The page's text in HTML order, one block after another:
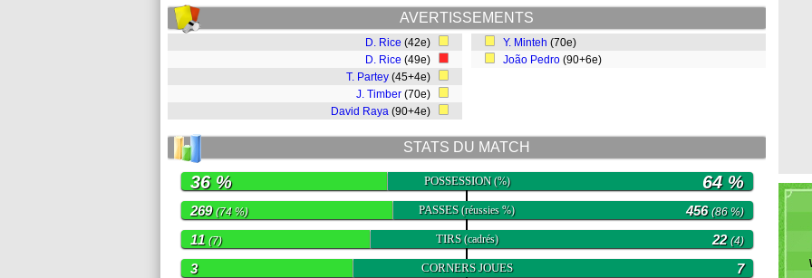
AVERTISSEMENTS
D. Rice (42e)
D. Rice (49e)
T. Partey (45+4e)
J. Timber (70e)
David Raya (90+4e)
Y. Minteh (70e)
João Pedro (90+6e)
STATS DU MATCH
POSSESSION(%)
36 % 64 %
PASSES(réussies %)
269(74 %) 456(86 %)
TIRS(cadrés)
11 (7) 22(4)
CORNERS JOUES
3 7